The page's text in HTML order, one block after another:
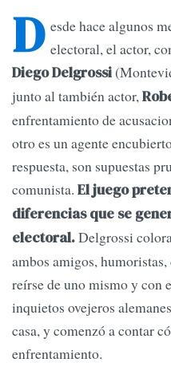
D esde hace algunos
electoral, el actor,
Diego Delgrossi
junto al también actor,
enfrentamiento de
otro es un agente
respuesta, son supuestas
comunista. El juego
diferencias que se
electoral.Delgrossi
ambos amigos,
reírse de uno mismo y con
inquietos ovejeros
casa, y comenzó a contar
enfrentamiento.